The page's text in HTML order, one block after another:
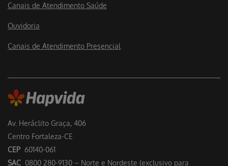
Av. Heráclito Graça, 406
Centro Fortaleza-CE
CEP 60140-061
SAC 0800 280-9130 – Norte e Nordeste (exclusivo para
Canais de Atendimento Saúde
Ouvidoria
Canais de Atendimento Presencial